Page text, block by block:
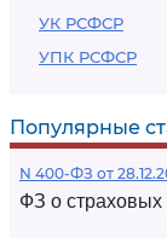
УК РСФСР
УПК РСФСР
Популярные
N 400-ФЗ от
ФЗ о страховых